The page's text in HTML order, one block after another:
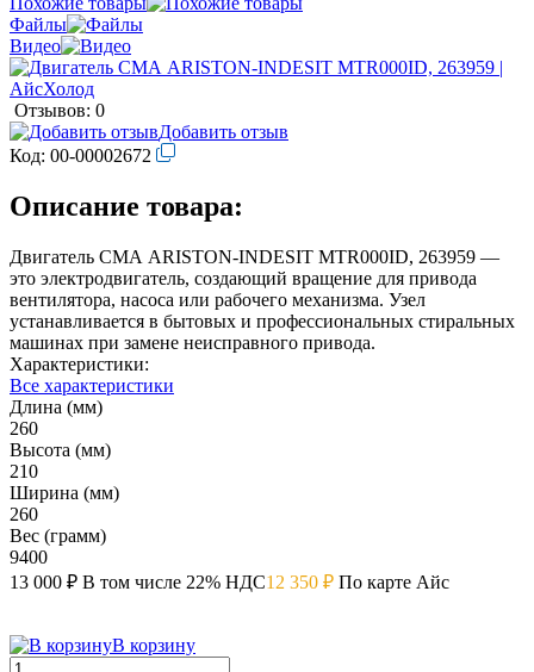
Файлы
Видео
Отзывов: 0
Добавить отзыв
Код: 00-00002672
Описание товара:
Двигатель СМА ARISTON-INDESIT MTR000ID, 263959 —
это электродвигатель, создающий вращение для привода
вентилятора, насоса или рабочего механизма. Узел
устанавливается в бытовых и профессиональных стиральных
машинах при замене неисправного привода.
Характеристики:
Все характеристики
Длина (мм)
260
Высота (мм)
210
Ширина (мм)
260
Вес (грамм)
9400
13 000 ₽ В том числе 22% НДС12 350 ₽ По карте Айс
В корзину